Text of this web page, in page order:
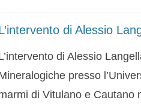
di Alessio
di Alessio
presso
di Vitulano e Cautano